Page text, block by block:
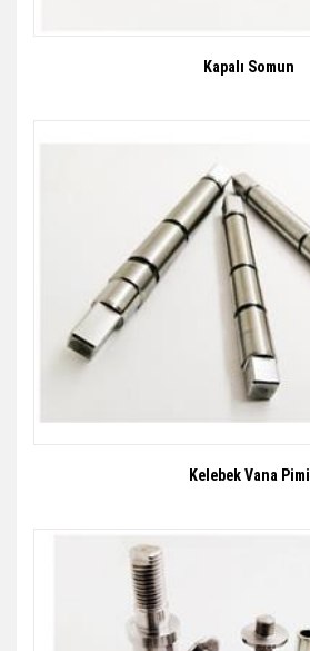
Kapalı Somun
Kelebek Vana Pimi